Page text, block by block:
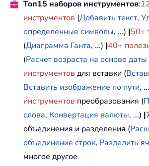
Топ15 наборов инструментов:
инструментов (Добавить текст,
определенные символы, ...) |50+
(Диаграмма Ганта, ...) |40+
(Расчет возраста на основе
инструментов для вставки (
Вставить изображение по пути,
инструментов преобразования (
слова, Конвертация валюты, ...) |
объединения и разделения (
объединение строк, Разделить
многое другое